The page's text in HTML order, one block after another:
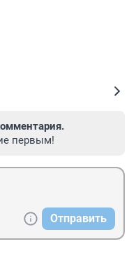
первым!
Отправить